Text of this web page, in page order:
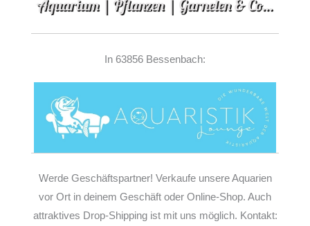
In 63856 Bessenbach:
Werde Geschäftspartner! Verkaufe unsere Aquarien
vor Ort in deinem Geschäft oder Online-Shop. Auch
attraktives Drop-Shipping ist mit uns möglich. Kontakt: